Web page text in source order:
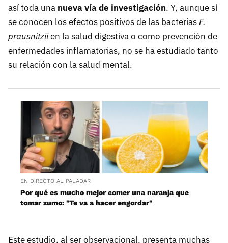
así toda una nueva vía de investigación. Y, aunque sí
se conocen los efectos positivos de las bacteriasF.
prausnitziien la salud digestiva o como prevención de
enfermedades inflamatorias, no se ha estudiado tanto
su relación con la salud mental.
EN DIRECTO AL PALADAR
Por qué es mucho mejor comer una naranja que
tomar zumo: "Te va a hacer engordar"
Este estudio, al ser observacional, presenta muchas